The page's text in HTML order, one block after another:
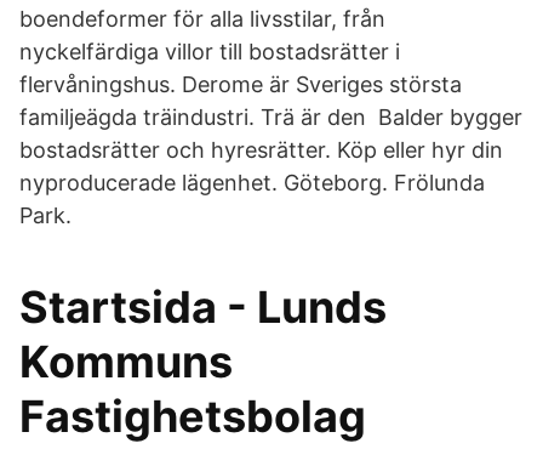
boendeformer för alla livsstilar, från
nyckelfärdiga villor till bostadsrätter i
flervåningshus. Derome är Sveriges största
familjeägda träindustri. Trä är den Balder bygger
bostadsrätter och hyresrätter. Köp eller hyr din
nyproducerade lägenhet. Göteborg. Frölunda
Park.
Startsida - Lunds
Kommuns
Fastighetsbolag